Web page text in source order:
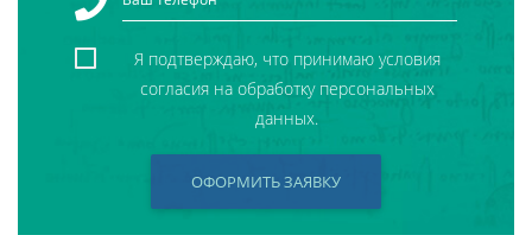
Я подтверждаю, что принимаю условия
согласия на обработку персональных
данных.
ОФОРМИТЬ ЗАЯВКУ